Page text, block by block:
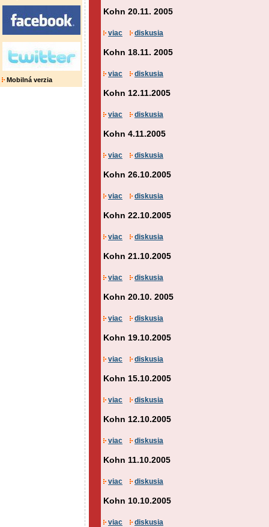
Mobilná verzia
Kohn 20.11. 2005
viac diskusia
Kohn 18.11. 2005
viac diskusia
Kohn 12.11.2005
viac diskusia
Kohn 4.11.2005
viac diskusia
Kohn 26.10.2005
viac diskusia
Kohn 22.10.2005
viac diskusia
Kohn 21.10.2005
viac diskusia
Kohn 20.10. 2005
viac diskusia
Kohn 19.10.2005
viac diskusia
Kohn 15.10.2005
viac diskusia
Kohn 12.10.2005
viac diskusia
Kohn 11.10.2005
viac diskusia
Kohn 10.10.2005
viac diskusia